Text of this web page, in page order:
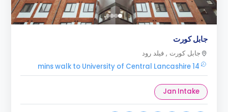
جابل كورت
جابل كورت , فيلد رود
14 mins walk to University of Central Lancashire
Jan Intake